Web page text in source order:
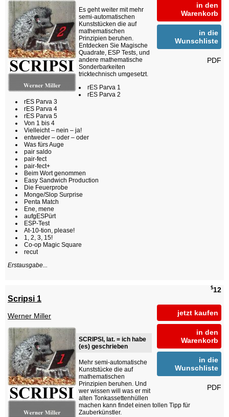
in den
Warenkorb
in die
Wunschliste
PDF
Es geht weiter mit mehr
semi-automatischen
Kunststücken die auf
mathematischen
Prinzipien beruhen.
Entdecken Sie Magische
Quadrate, ESP Tests, und
andere mathematische
Sonderbarkeiten
tricktechnisch umgesetzt.
rES Parva 1
rES Parva 2
rES Parva 3
rES Parva 4
rES Parva 5
Von 1 bis 4
Vielleicht – nein – ja!
entweder – oder – oder
Was fürs Auge
pair saldo
pair-fect
pair-fect+
Beim Wort genommen
Easy Sandwich Production
Die Feuerprobe
Monge/Slop Surprise
Penta Match
Ene, mene
aufgESPürt
ESP-Test
At-10-tion, please!
1, 2, 3, 15!
Co-op Magic Square
recut
Erstausgabe...
$12
jetzt kaufen
in den
Warenkorb
in die
Wunschliste
PDF
Scripsi 1
Werner Miller
SCRIPSI, lat. = ich habe
(es) geschrieben
Mehr semi-automatische
Kunststücke die auf
mathematischen
Prinzipien beruhen. Und
wer wissen will was er mit
alten Tonkassettenhüllen
machen kann findet einen tollen Tipp für
Zauberkünstler.